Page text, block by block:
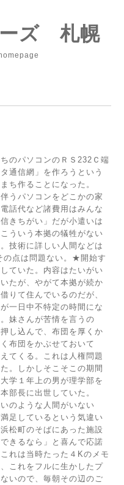
ーズ 札幌
のパソコンのＲＳ232Ｃ端
通信網」を作ろうという
ち作ることになった。
うパソコンをどこかの家
話代など諸費用はみんな
きちがい」だが小遣いは
ういう本拠の犠牲がない
技術に詳しい人間などは
の点は問題ない。★開始す
ていた。内容はたいがい
たが、やがて本拠が続か
りて住んでいるのだが、
一日中不特定の時間にな
妹さんが苦情を言うの
し込んで、布団を厚くか
布団をかぶせておいて
てくる。これは人権問題
。しかしそこそこの期間
学１年上の男が理学部を
部長に出世していた。
のような人間がいない
足しているという気違い
松町のそばにあった施設
きるなら」と喜んで応諾
れは当時たった４Kのメモ
これをフルに生かしたプ
いので、毎朝その辺のご